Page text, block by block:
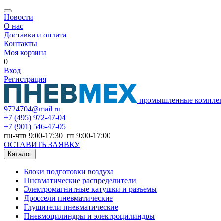
Новости
О нас
Доставка и оплата
Контакты
Моя корзина
0
Вход
Регистрация
промышленные
9724704@mail.ru
+7 (495) 972-47-04
+7 (901) 546-47-05
пн-чтв 9:00-17:30 пт 9:00-17:00
ОСТАВИТЬ ЗАЯВКУ
Каталог
Блоки подготовки воздуха
Пневматические распределители
Электромагнитные катушки и разъемы
Дроссели пневматические
Глушители пневматические
Пневмоцилиндры и электроцилиндры